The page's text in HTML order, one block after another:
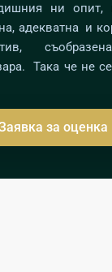
ни
адекватна и
Така че не
за оценка